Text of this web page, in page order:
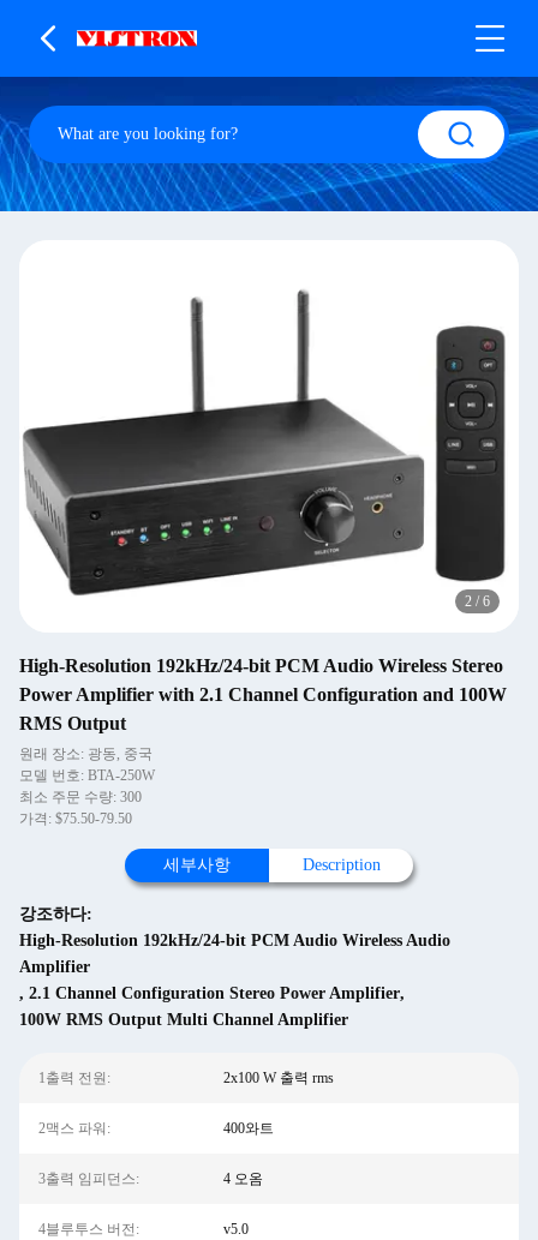
2 / 6
High-Resolution 192kHz/24-bit PCM Audio Wireless Stereo
Power Amplifier with 2.1 Channel Configuration and 100W
RMS Output
원래 장소: 광동, 중국
모델 번호: BTA-250W
최소 주문 수량: 300
가격: $75.50-79.50
세부사항 Description
강조하다:
High-Resolution 192kHz/24-bit PCM Audio Wireless Audio
Amplifier
, 2.1 Channel Configuration Stereo Power Amplifier,
100W RMS Output Multi Channel Amplifier
1출력 전원: 2x100 W 출력 rms
2맥스 파워: 400와트
3출력 임피던스: 4 오옴
4블루투스 버전: v5.0